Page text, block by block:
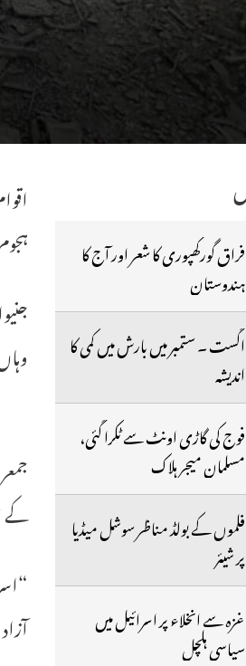
کے
فراق گورکھپوری کا شعر اور آج کا
ہندوستان
اگست ۔ ستمبر میں بارش میں کمی کا
اندیشہ
فوج کی گاڑی اونٹ سے ٹکرا گئی،
مسلمان میجر ہلاک
فلموں کے بولڈ مناظر سوشل میڈیا
پر شیئر
غزہ سے انخلاء پر اسرائیل میں
سیاسی ہلچل